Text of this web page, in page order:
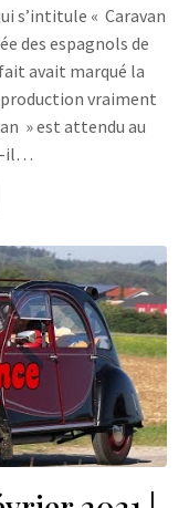
s’intitule « Caravan
des espagnols de
avait marqué la
production vraiment
» est attendu au
il…